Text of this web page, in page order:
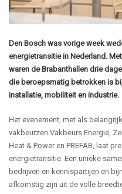
Den Bosch was vorige week
energietransitie in Nederland.
waren de Brabanthallen drie
die beroepsmatig betrokken is
installatie, mobiliteit en industrie.
Het evenement, met als
vakbeurzen Vakbeurs Energie,
Heat & Power en PREFAB, laat
energietransitie. Een unieke
bedrijven en kennispartijen en
afkomstig zijn uit de volle